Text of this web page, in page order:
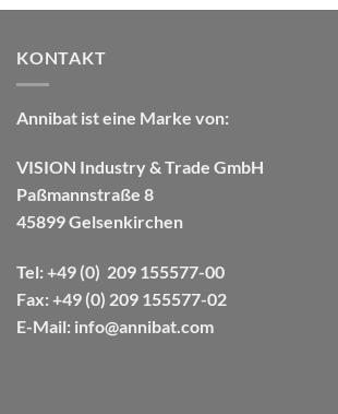
KONTAKT
Annibat ist eine Marke von:
VISION Industry & Trade GmbH
Paßmannstraße 8
45899 Gelsenkirchen
Tel: +49 (0) 209 155577-00
Fax: +49 (0) 209 155577-02
E-Mail: info@annibat.com